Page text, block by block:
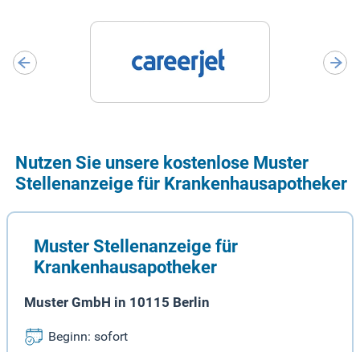
Nutzen Sie unsere kostenlose Muster
Stellenanzeige für Krankenhausapotheker
Muster Stellenanzeige für
Krankenhausapotheker
Muster GmbH in 10115 Berlin
Beginn: sofort